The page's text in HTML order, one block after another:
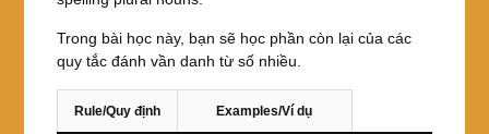
Trong bài học này, bạn sẽ học phần còn lại của các
quy tắc đánh vần danh từ số nhiều.
Rule/Quy định Examples/Ví dụ